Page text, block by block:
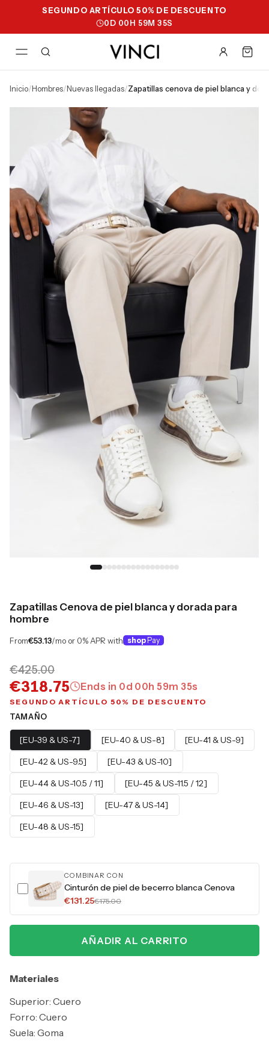
SEGUNDO ARTÍCULO 50% DE DESCUENTO
0D 00H 59M 35S
inicio/ hombres/ nuevas llegadas/ zapatillas cenova de piel blanca y
Zapatillas Cenova de piel blanca y dorada para
hombre
From€53.13/mo or 0% APR with shop Pay
€425.00
€318.75 Ends in 0d 00h 59m 35s
SEGUNDO ARTÍCULO 50% DE DESCUENTO
TAMAÑO
[EU-39 & US-7] [EU-40 & US-8]
[EU-41 & US-9]
[EU-42 & US-9.5]
[EU-43 & US-10]
[EU-44 & US-10.5 / 11]
[EU-45 & US-11.5 / 12]
[EU-46 & US-13]
[EU-47 & US-14]
[EU-48 & US-15]
COMBINAR CON
Cinturón de piel de becerro blanca Cenova
€131.25€175.00
AÑADIR AL CARRITO
Materiales
Superior: Cuero
Forro: Cuero
Suela: Goma